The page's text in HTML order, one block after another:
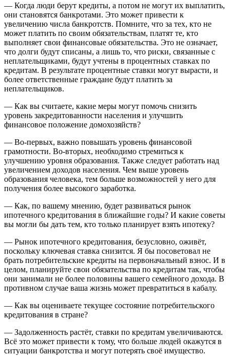
— Когда люди берут кредиты, а потом не могут их выплатить,
они становятся банкротами. Это может привести к
увеличению числа банкротств. Помните, что за тех, кто не
может платить по своим обязательствам, платят те, кто
выполняет свои финансовые обязательства. Это не означает,
что долги будут списаны, а лишь то, что риски, связанные с
неплательщиками, будут учтены в процентных ставках по
кредитам. В результате процентные ставки могут вырасти, и
более ответственные граждане будут платить за
неплательщиков.
— Как вы считаете, какие меры могут помочь снизить
уровень закредитованности населения и улучшить
финансовое положение домохозяйств?
— Во-первых, важно повышать уровень финансовой
грамотности. Во-вторых, необходимо стремиться к
улучшению уровня образования. Также следует работать над
увеличением доходов населения. Чем выше уровень
образования человека, тем больше возможностей у него для
получения более высокого заработка.
— Как, по вашему мнению, будет развиваться рынок
ипотечного кредитования в ближайшие годы? И какие советы
вы могли бы дать тем, кто только планирует взять ипотеку?
— Рынок ипотечного кредитования, безусловно, оживёт,
поскольку ключевая ставка снизится. Я бы посоветовал не
брать потребительские кредиты на первоначальный взнос. И в
целом, планируйте свои обязательства по кредитам так, чтобы
они занимали не более половины вашего семейного дохода. В
противном случае ваша жизнь может превратиться в кабалу.
— Как вы оцениваете текущее состояние потребительского
кредитования в стране?
— Задолженность растёт, ставки по кредитам увеличиваются.
Всё это может привести к тому, что больше людей окажутся в
ситуации банкротства и могут потерять своё имущество.